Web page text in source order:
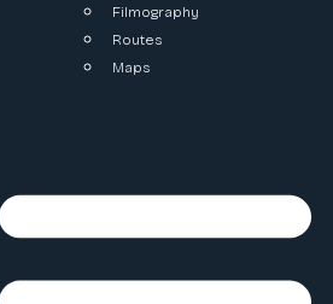
Filmography
Routes
Maps